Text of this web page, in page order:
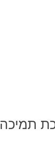
תמיכה